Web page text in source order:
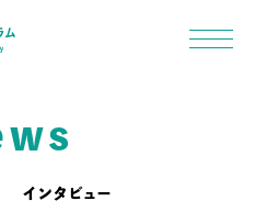
インタビュー